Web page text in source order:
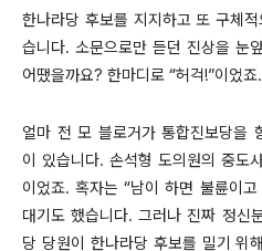
한나라당 후보를 지지하고 또 구체
습니다. 소문으로만 듣던 진상을 눈
어땠을까요? 한마디로 “허걱!”이었
얼마 전 모 블로거가 통합진보당을
이 있습니다. 손석형 도의원의 중도
이었죠. 혹자는 “남이 하면 불륜이
대기도 했습니다. 그러나 진짜 정신
당 당원이 한나라당 후보를 밀기 위